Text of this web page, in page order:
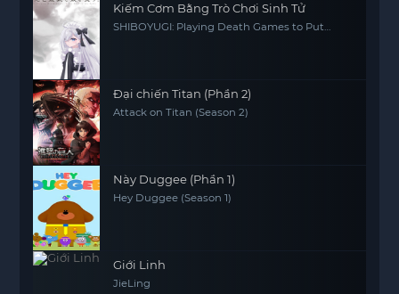
Kiếm Cơm Bằng Trò Chơi Sinh Tử
SHIBOYUGI: Playing Death Games to Put
Đại chiến Titan (Phần 2)
Attack on Titan (Season 2)
Này Duggee (Phần 1)
Hey Duggee (Season 1)
Giới Linh
JieLing